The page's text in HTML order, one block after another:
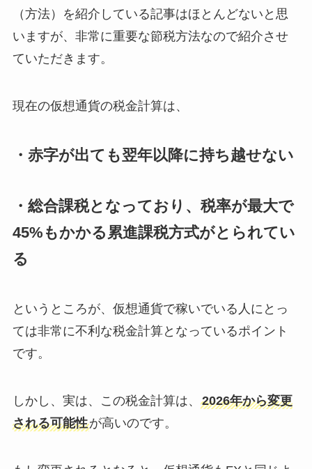
（方法）を紹介している記事はほとんどないと思
いますが、非常に重要な節税方法なので紹介させ
ていただきます。
現在の仮想通貨の税金計算は、
・赤字が出ても翌年以降に持ち越せない
・総合課税となっており、税率が最大で
45%もかかる累進課税方式がとられてい
る
というところが、仮想通貨で稼いでいる人にとっ
ては非常に不利な税金計算となっているポイント
です。
しかし、実は、 この税金計算は、 2026年から変更
される可能性が高いのです。